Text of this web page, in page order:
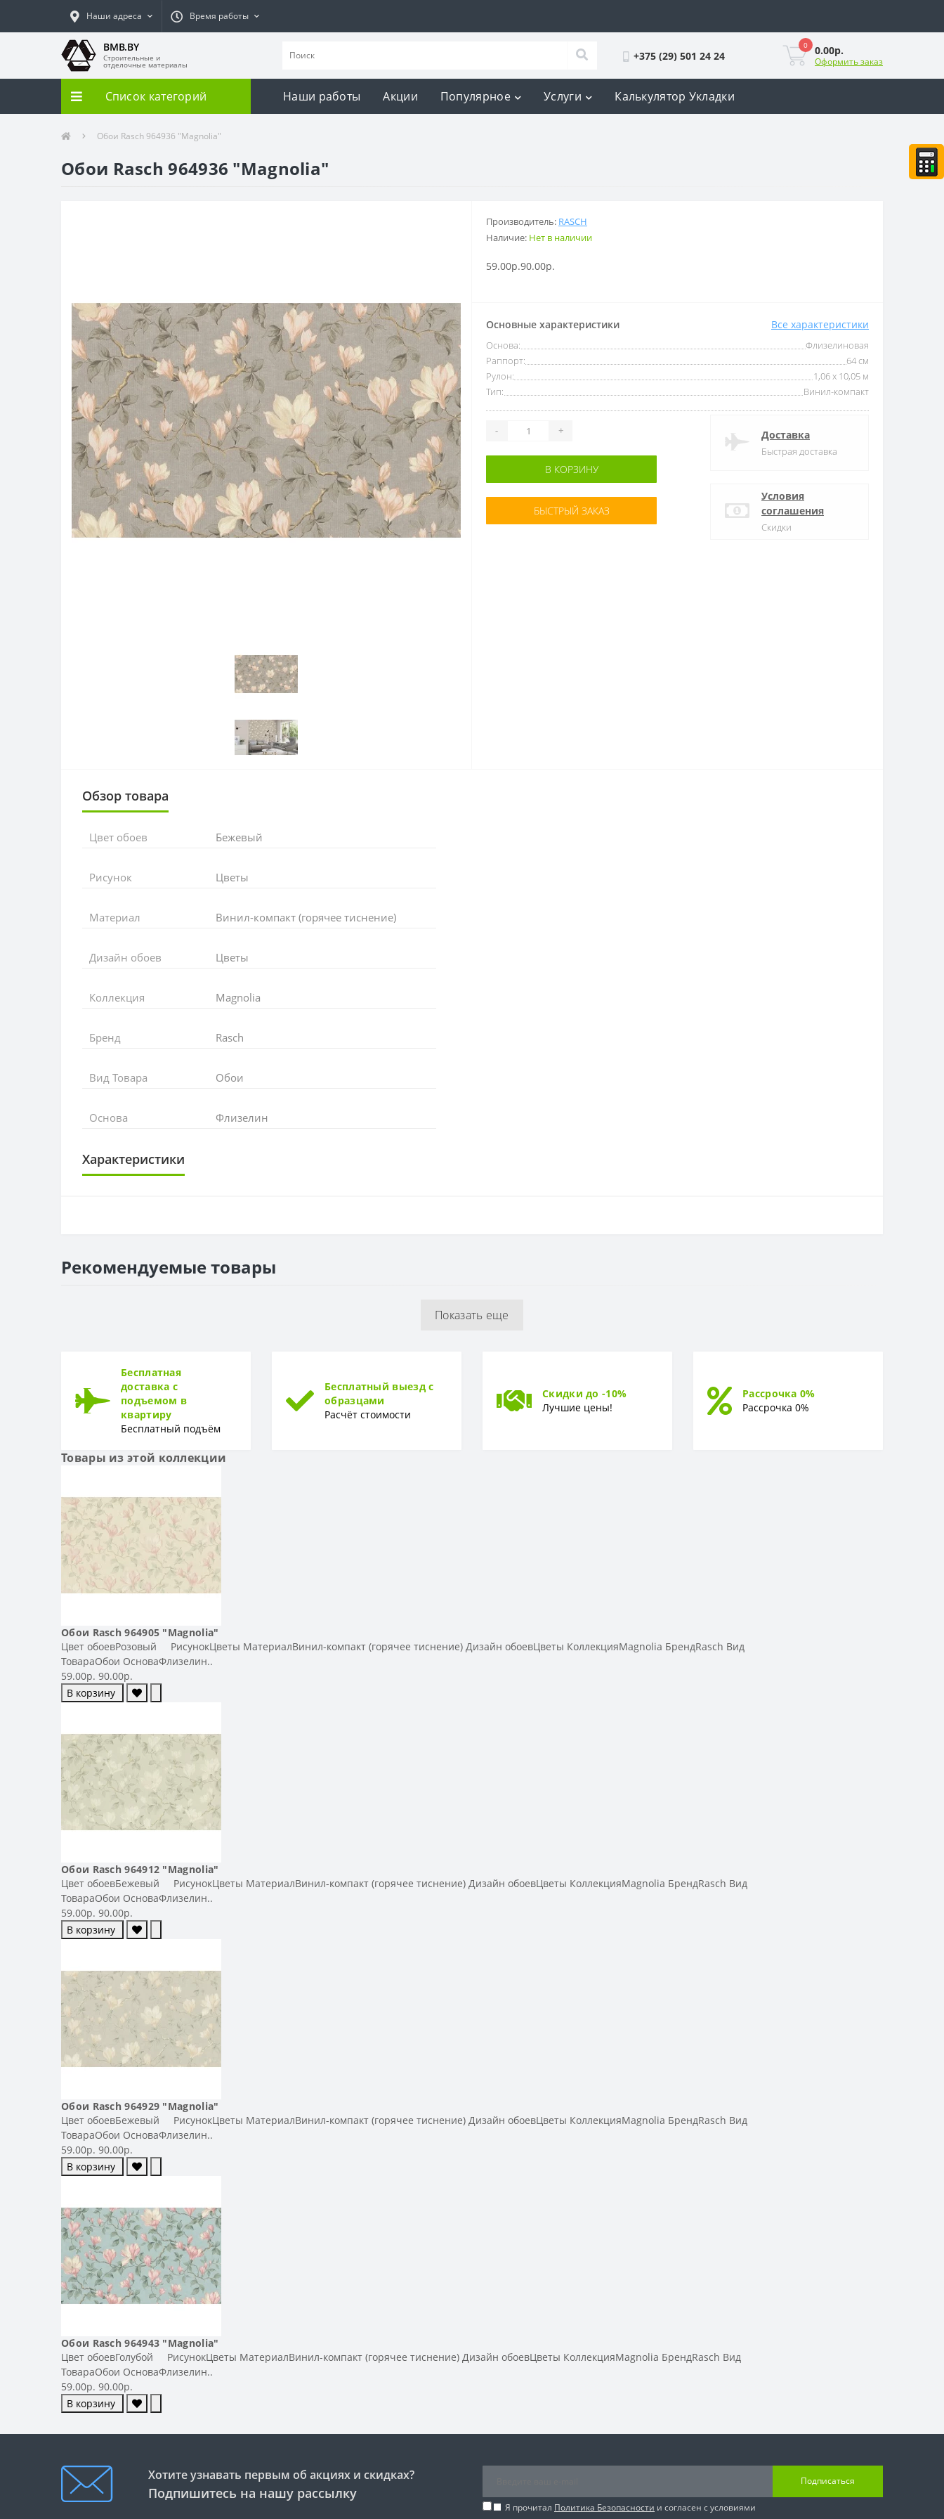
Наши адреса Время работы
BMB.BY
Строительные и
отделочные материалы
+375 (29) 501 24 24
0 0.00р.
Оформить заказ
Список категорий Наши работы Акции Популярное Услуги Калькулятор Укладки
Обои Rasch 964936 "Magnolia"
Обои Rasch 964936 "Magnolia"
Производитель: RASCH
Наличие: Нет в наличии
59.00р.90.00р.
Основные характеристики Все характеристики
Основа:
Флизелиновая
Раппорт:
64 см
Рулон:
1,06 x 10,05 м
Тип:
Винил-компакт
- +
В КОРЗИНУ
БЫСТРЫЙ ЗАКАЗ
Доставка
Быстрая доставка
Условия
соглашения
Скидки
Обзор товара
Цвет обоев Бежевый
Рисунок Цветы
Материал Винил-компакт (горячее тиснение)
Дизайн обоев Цветы
Коллекция Magnolia
Бренд Rasch
Вид Товара Обои
Основа Флизелин
Характеристики
Раппорт
1,06 x 10,05 м
Рекомендуемые товары
Показать еще
Бесплатная
доставка с
подъемом в
квартиру
Бесплатный подъём
Бесплатный выезд с
образцами
Расчёт стоимости
Скидки до -10%
Лучшие цены!
Рассрочка 0%
Рассрочка 0%
Товары из этой коллекции
Обои Rasch 964905 "Magnolia"
Цвет обоевРозовый РисунокЦветы МатериалВинил-компакт (горячее тиснение) Дизайн обоевЦветы КоллекцияMagnolia БрендRasch Вид
ТовараОбои ОсноваФлизелин..
59.00р. 90.00р.
В корзину
Обои Rasch 964912 "Magnolia"
Цвет обоевБежевый РисунокЦветы МатериалВинил-компакт (горячее тиснение) Дизайн обоевЦветы КоллекцияMagnolia БрендRasch Вид
ТовараОбои ОсноваФлизелин..
59.00р. 90.00р.
В корзину
Обои Rasch 964929 "Magnolia"
Цвет обоевБежевый РисунокЦветы МатериалВинил-компакт (горячее тиснение) Дизайн обоевЦветы КоллекцияMagnolia БрендRasch Вид
ТовараОбои ОсноваФлизелин..
59.00р. 90.00р.
В корзину
Обои Rasch 964943 "Magnolia"
Цвет обоевГолубой РисунокЦветы МатериалВинил-компакт (горячее тиснение) Дизайн обоевЦветы КоллекцияMagnolia БрендRasch Вид
ТовараОбои ОсноваФлизелин..
59.00р. 90.00р.
В корзину
Хотите узнавать первым об акциях и скидках?
Подпишитесь на нашу рассылку
Подписаться
Я прочитал Политика Безопасности и согласен с условиями